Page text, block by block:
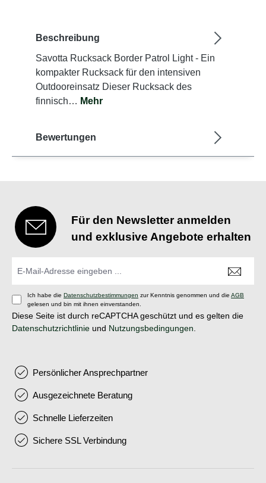
Beschreibung
Savotta Rucksack Border Patrol Light - Ein
kompakter Rucksack für den intensiven
Outdooreinsatz Dieser Rucksack des
finnisch… Mehr
Bewertungen
Für den Newsletter anmelden
und exklusive Angebote erhalten
Ich habe die Datenschutzbestimmungen zur Kenntnis genommen und die AGB
gelesen und bin mit ihnen einverstanden.
Diese Seite ist durch reCAPTCHA geschützt und es gelten die
Datenschutzrichtlinie und Nutzungsbedingungen
Persönlicher Ansprechpartner
Ausgezeichnete Beratung
Schnelle Lieferzeiten
Sichere SSL Verbindung